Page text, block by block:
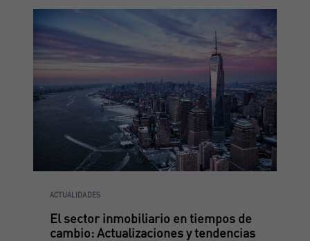
ACTUALIDADES
El sector inmobiliario en tiempos de
cambio: Actualizaciones y tendencias